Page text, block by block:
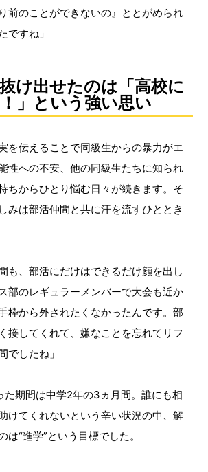
前のことができないの』ととがめられ
ですね」
け出せたのは「高校に
」という強い思い
を伝えることで同級生からの暴力がエ
性への不安、他の同級生たちに知られ
ちからひとり悩む日々が続きます。そ
みは部活仲間と共に汗を流すひととき
も、部活にだけはできるだけ顔を出し
部のレギュラーメンバーで大会も近か
枠から外されたくなかったんです。部
接してくれて、嫌なことを忘れてリフ
でしたね」
た期間は中学2年の3ヵ月間。誰にも相
けてくれないという辛い状況の中、解
は“進学”という目標でした。